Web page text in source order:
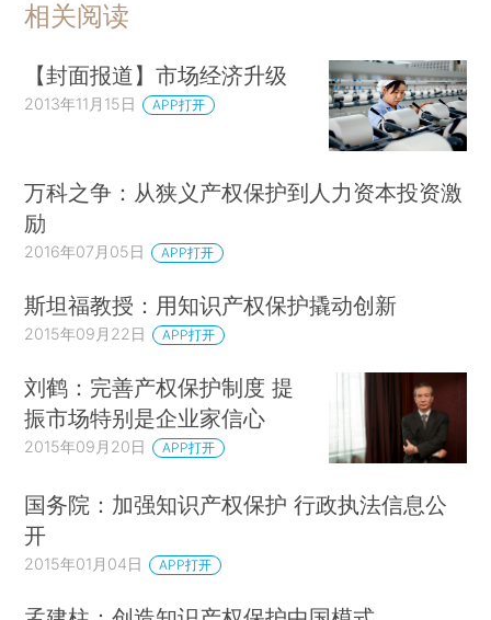
相关阅读
【封面报道】市场经济升级
2013年11月15日 APP打开
万科之争：从狭义产权保护到人力资本投资激
励
2016年07月05日 APP打开
斯坦福教授：用知识产权保护撬动创新
2015年09月22日 APP打开
刘鹤：完善产权保护制度 提
振市场特别是企业家信心
2015年09月20日 APP打开
国务院：加强知识产权保护 行政执法信息公
开
2015年01月04日 APP打开